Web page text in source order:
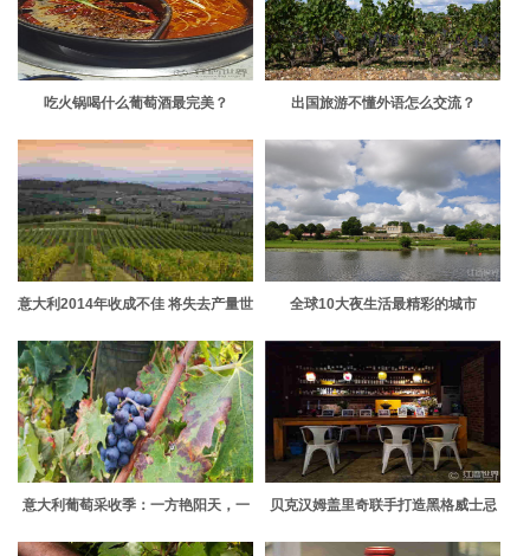
吃火锅喝什么葡萄酒最完美？ 出国旅游不懂外语怎么交流？
意大利2014年收成不佳 将失去产量世
全球10大夜生活最精彩的城市
意大利葡萄采收季：一方艳阳天，一
贝克汉姆盖里奇联手打造黑格威士忌